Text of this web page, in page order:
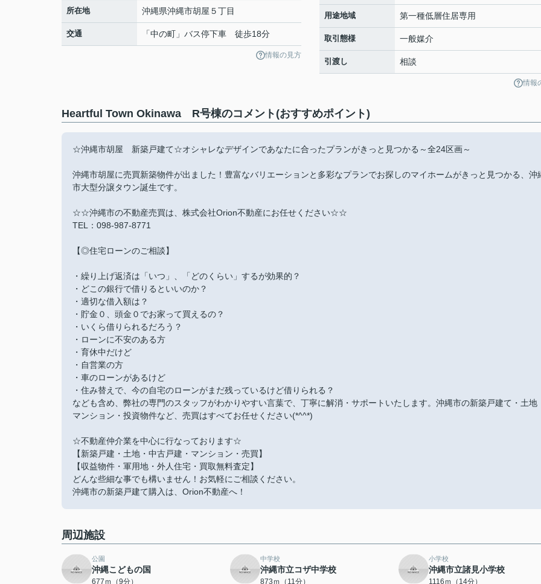
所在地 沖縄県沖縄市胡屋 ５丁目
交通 「中の町」バス停下車 徒歩18分
情報の見方
用途地域 第一種低層住居専用
取引態様 一般媒介
引渡し 相談
情報
Heartful Town Okinawa R号棟のコメント(おすすめポイント)
☆沖縄市胡屋 新築戸建て☆オシャレなデザインであなたに合ったプランがきっと見つかる～全24区画～
沖縄市胡屋に売買新築物件が出ました！豊富なバリエーションと多彩なプランでお探しのマイホームがきっと見つかる、沖
市大型分譲タウン誕生です。
☆☆沖縄市の不動産売買は、株式会社Orion不動産にお任せください☆☆
TEL：098-987-8771
【◎住宅ローンのご相談】
・繰り上げ返済は「いつ」、「どのくらい」するが効果的？
・どこの銀行で借りるといいのか？
・適切な借入額は？
・貯金０、頭金０でお家って買えるの？
・いくら借りられるだろう？
・ローンに不安のある方
・育休中だけど
・自営業の方
・車のローンがあるけど
・住み替えで、今の自宅のローンがまだ残っているけど借りられる？
なども含め、弊社の専門のスタッフがわかりやすい言葉で、丁寧に解消・サポートいたします。沖縄市の新築戸建て・土地
マンション・投資物件など、売買はすべてお任せください(*^^*)
☆不動産仲介業を中心に行なっております☆
【新築戸建・土地・中古戸建・マンション・売買】
【収益物件・軍用地・外人住宅・買取無料査定】
どんな些細な事でも構いません！お気軽にご相談ください。
沖縄市の新築戸建て購入は、Orion不動産へ！
周辺施設
公園
沖縄こどもの国
677ｍ（9分）
中学校
沖縄市立コザ中学校
873ｍ（11分）
小学校
沖縄市立諸見小学校
1116ｍ（14分）